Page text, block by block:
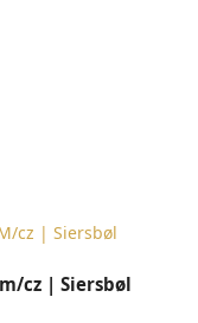
cz | Siersbøl